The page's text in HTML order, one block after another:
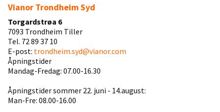
Vianor Trondheim Syd
Torgardstrøa 6
7093 Trondheim Tiller
Tel. 72 89 37 10
E-post: trondheim.syd@vianor.com
Åpningstider
Mandag-Fredag: 07.00-16.30
Åpningstider sommer 22. juni - 14.august:
Man-Fre: 08.00-16.00